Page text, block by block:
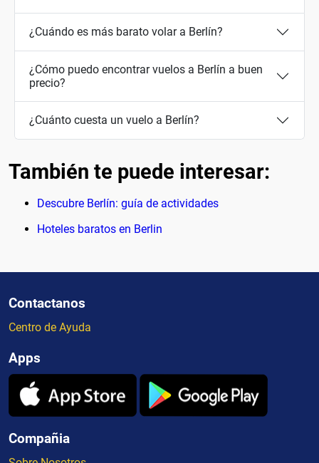
¿Cuándo es más barato volar a Berlín?
¿Cómo puedo encontrar vuelos a Berlín a buen
precio?
¿Cuánto cuesta un vuelo a Berlín?
También te puede interesar:
Descubre Berlín: guía de actividades
Hoteles baratos en Berlin
Contactanos
Centro de Ayuda
Apps
Compañia